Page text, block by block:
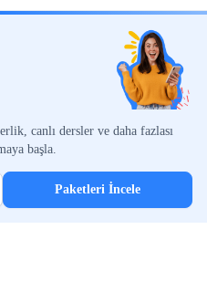
canlı dersler ve daha fazlası
başla.
Paketleri İncele